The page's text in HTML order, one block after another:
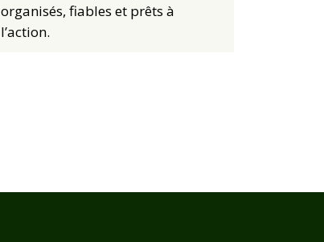
organisés, fiables et prêts à
l’action.